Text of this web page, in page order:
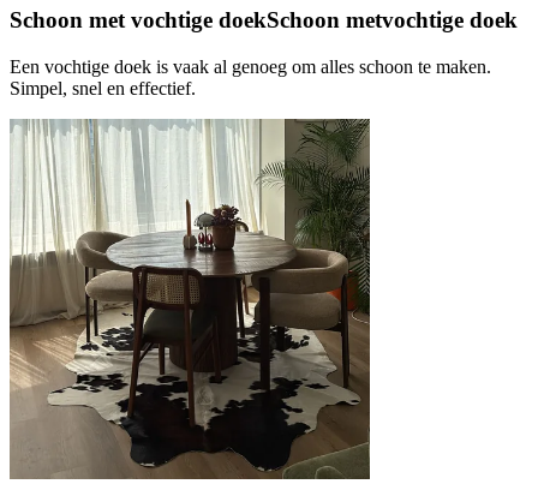
Schoon met vochtige doekSchoon metvochtige doek
Een vochtige doek is vaak al genoeg om alles schoon te maken.
Simpel, snel en effectief.